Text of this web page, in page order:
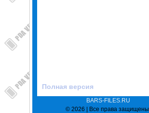
Полная версия
BARS-FILES.RU
© 2026 | Все права защищены.